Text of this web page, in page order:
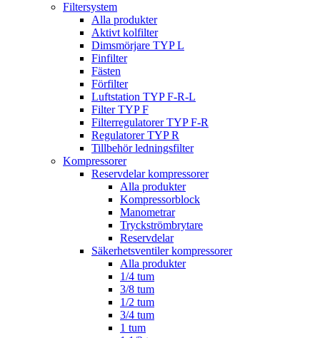
Filtersystem
Alla produkter
Aktivt kolfilter
Dimsmörjare TYP L
Finfilter
Fästen
Förfilter
Luftstation TYP F-R-L
Filter TYP F
Filterregulatorer TYP F-R
Regulatorer TYP R
Tillbehör ledningsfilter
Kompressorer
Reservdelar kompressorer
Alla produkter
Kompressorblock
Manometrar
Tryckströmbrytare
Reservdelar
Säkerhetsventiler kompressorer
Alla produkter
1/4 tum
3/8 tum
1/2 tum
3/4 tum
1 tum